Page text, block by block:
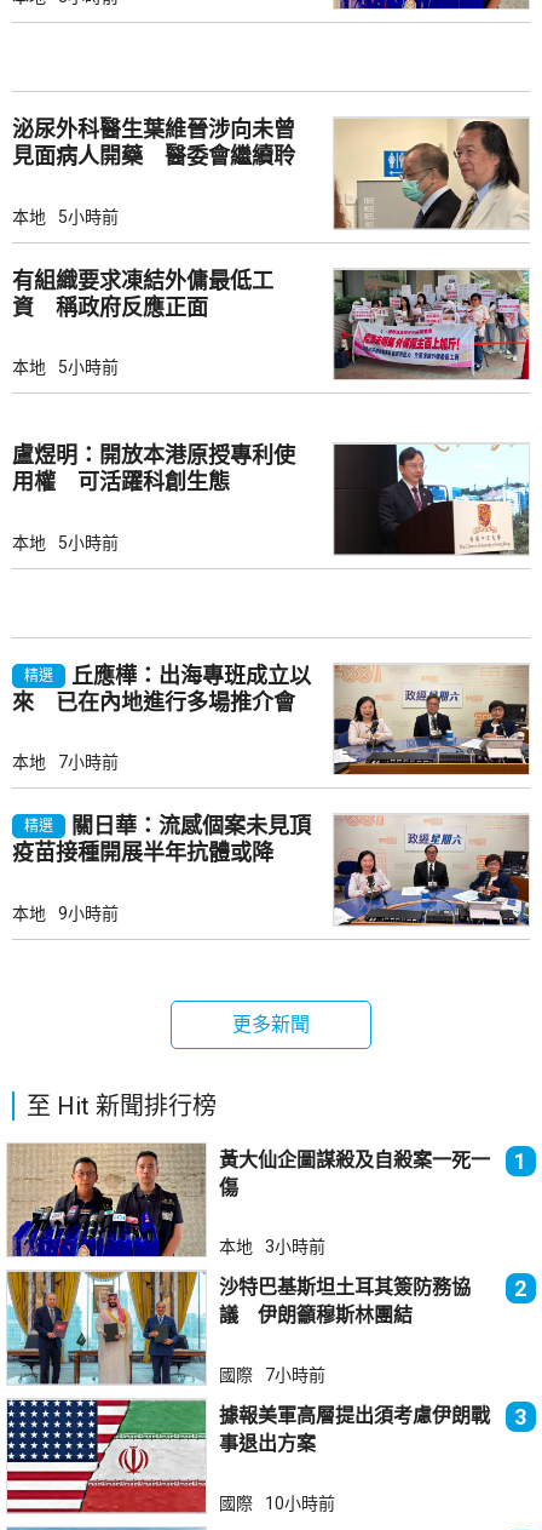
泌尿外科醫生葉維晉涉向未曾
見面病人開藥 醫委會繼續聆
本地 5小時前
有組織要求凍結外傭最低工
資 稱政府反應正面
本地 5小時前
盧煜明：開放本港原授專利使
用權 可活躍科創生態
本地 5小時前
精選
丘應樺：出海專班成立以
來 已在內地進行多場推介會
本地 7小時前
精選
關日華：流感個案未見頂
疫苗接種開展半年抗體或降
本地 9小時前
更多新聞
至 Hit 新聞排行榜
黃大仙企圖謀殺及自殺案一死一
傷
1
本地 3小時前
沙特巴基斯坦土耳其簽防務協
議 伊朗籲穆斯林團結
2
國際 7小時前
據報美軍高層提出須考慮伊朗戰
事退出方案
3
國際 10小時前